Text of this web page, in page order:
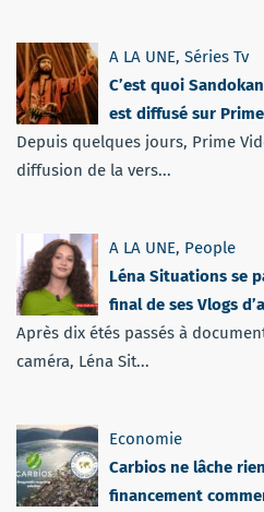
A LA UNE, Séries Tv
C’est quoi
est diffusé sur
Depuis quelques jours, Prime
diffusion de la vers...
A LA UNE, People
Léna Situations se
final de ses Vlogs
Après dix étés passés à
caméra, Léna Sit...
Economie
Carbios ne lâche
financement